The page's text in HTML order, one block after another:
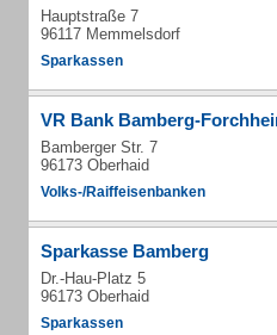
Hauptstraße 7
96117 Memmelsdorf
Sparkassen
VR Bank Bamberg-
Bamberger Str. 7
96173 Oberhaid
Volks-/Raiffeisenbanken
Sparkasse Bamberg
Dr.-Hau-Platz 5
96173 Oberhaid
Sparkassen